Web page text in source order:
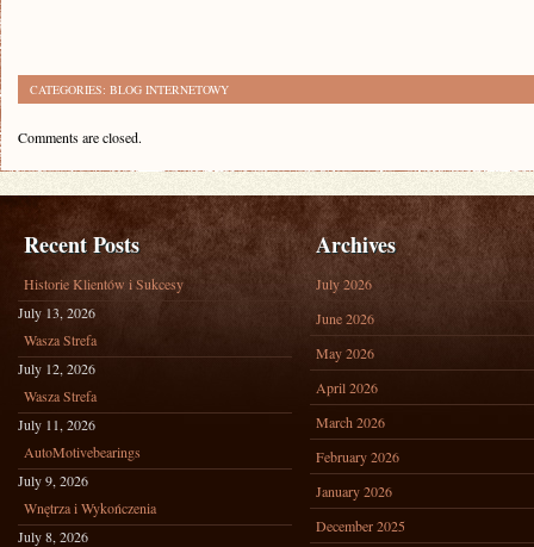
CATEGORIES: BLOG INTERNETOWY
Comments are closed.
Recent Posts
Historie Klientów i Sukcesy
July 13, 2026
Wasza Strefa
July 12, 2026
Wasza Strefa
July 11, 2026
AutoMotivebearings
July 9, 2026
Wnętrza i Wykończenia
July 8, 2026
Archives
July 2026
June 2026
May 2026
April 2026
March 2026
February 2026
January 2026
December 2025